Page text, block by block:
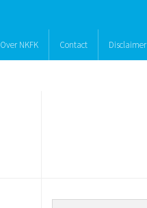
Over NKFK Contact Disclaimer